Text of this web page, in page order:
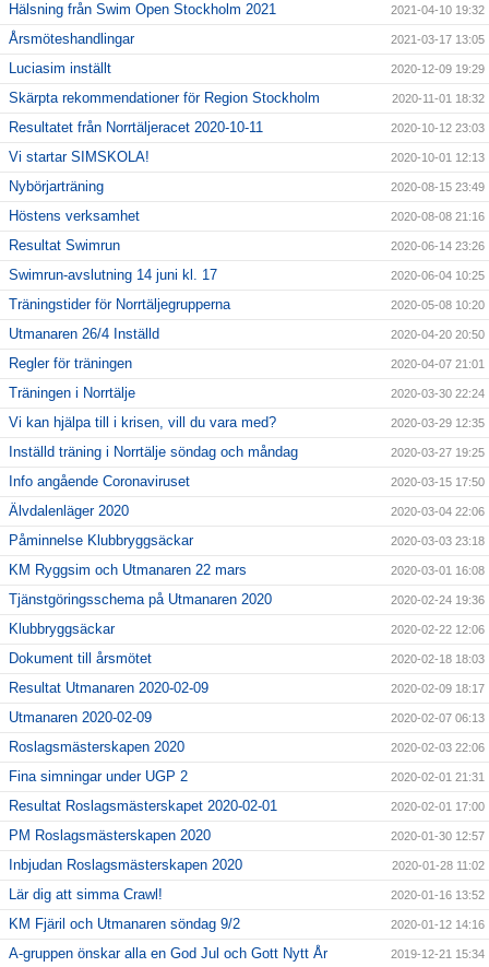
Hälsning från Swim Open Stockholm 2021 2021-04-10 19:32
Årsmöteshandlingar 2021-03-17 13:05
Luciasim inställt 2020-12-09 19:29
Skärpta rekommendationer för Region Stockholm 2020-11-01 18:32
Resultatet från Norrtäljeracet 2020-10-11 2020-10-12 23:03
Vi startar SIMSKOLA! 2020-10-01 12:13
Nybörjarträning 2020-08-15 23:49
Höstens verksamhet 2020-08-08 21:16
Resultat Swimrun 2020-06-14 23:26
Swimrun-avslutning 14 juni kl. 17 2020-06-04 10:25
Träningstider för Norrtäljegrupperna 2020-05-08 10:20
Utmanaren 26/4 Inställd 2020-04-20 20:50
Regler för träningen 2020-04-07 21:01
Träningen i Norrtälje 2020-03-30 22:24
Vi kan hjälpa till i krisen, vill du vara med? 2020-03-29 12:35
Inställd träning i Norrtälje söndag och måndag 2020-03-27 19:25
Info angående Coronaviruset 2020-03-15 17:50
Älvdalenläger 2020 2020-03-04 22:06
Påminnelse Klubbryggsäckar 2020-03-03 23:18
KM Ryggsim och Utmanaren 22 mars 2020-03-01 16:08
Tjänstgöringsschema på Utmanaren 2020 2020-02-24 19:36
Klubbryggsäckar 2020-02-22 12:06
Dokument till årsmötet 2020-02-18 18:03
Resultat Utmanaren 2020-02-09 2020-02-09 18:17
Utmanaren 2020-02-09 2020-02-07 06:13
Roslagsmästerskapen 2020 2020-02-03 22:06
Fina simningar under UGP 2 2020-02-01 21:31
Resultat Roslagsmästerskapet 2020-02-01 2020-02-01 17:00
PM Roslagsmästerskapen 2020 2020-01-30 12:57
Inbjudan Roslagsmästerskapen 2020 2020-01-28 11:02
Lär dig att simma Crawl! 2020-01-16 13:52
KM Fjäril och Utmanaren söndag 9/2 2020-01-12 14:16
A-gruppen önskar alla en God Jul och Gott Nytt År 2019-12-21 15:34